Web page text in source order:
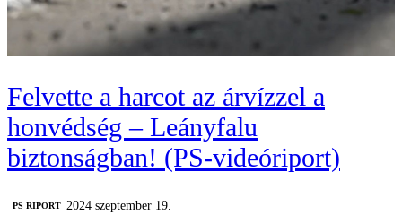
Felvette a harcot az árvízzel a
honvédség – Leányfalu
biztonságban! (PS-videóriport)
‎PS RIPORT 2024 szeptember 19.